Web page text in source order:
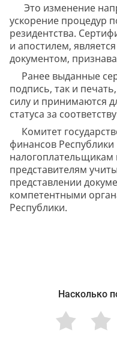
Это изменение
ускорение процедур
резидентства.
и апостилем,
документом,
Ранее выданные
подпись, так и
силу и принимаются
статуса за
Комитет
финансов Республики
представителям
представлении
компетентными
Республики.
Насколько